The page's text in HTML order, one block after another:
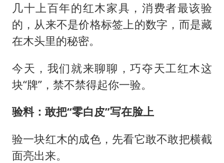
几十上百年的红木家具，消费者最该验
的，从来不是价格标签上的数字，而是藏
在木头里的秘密。
今天，我们就来聊聊，巧夺天工红木这
块“牌”，禁不禁得起你一验。
验料：敢把“零白皮”写在脸上
验一块红木的成色，先看它敢不敢把横截
面亮出来。